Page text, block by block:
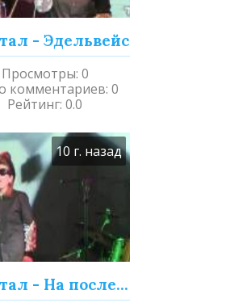
- Эдельвейс
Просмотры: 0
комментариев:0
Рейтинг:0.0
10 г. назад
Квартал - На последнем этаже